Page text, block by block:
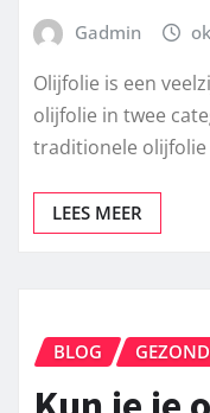
Gadmin
Olijfolie is een
olijfolie in twee
traditionele
LEES MEER
BLOG